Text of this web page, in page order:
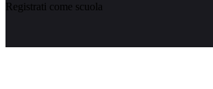
Registrati come scuola